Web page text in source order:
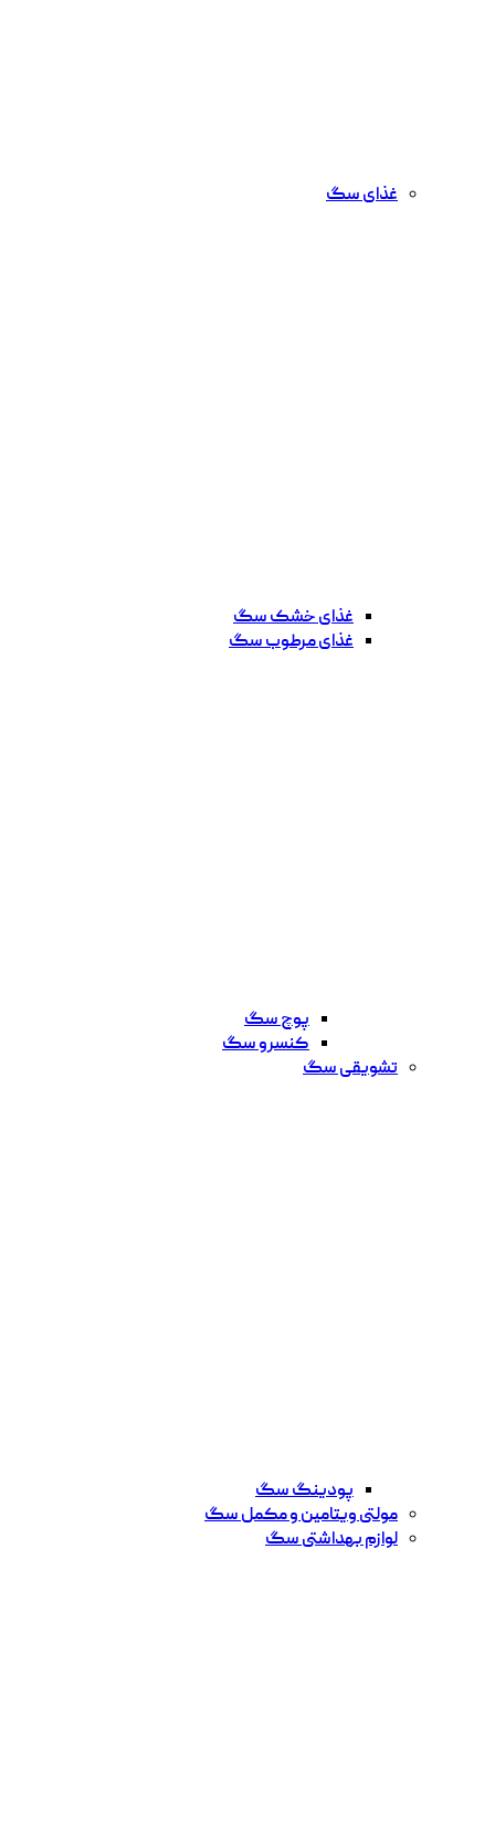
غذای سگ
غذای خشک سگ
غذای مرطوب سگ
پوچ سگ
کنسرو سگ
تشویقی سگ
پودینگ سگ
مولتی ویتامین و مکمل سگ
لوازم بهداشتی سگ